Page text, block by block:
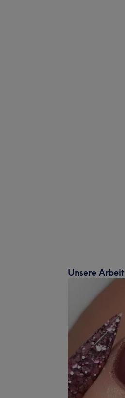
Unsere Arbeit